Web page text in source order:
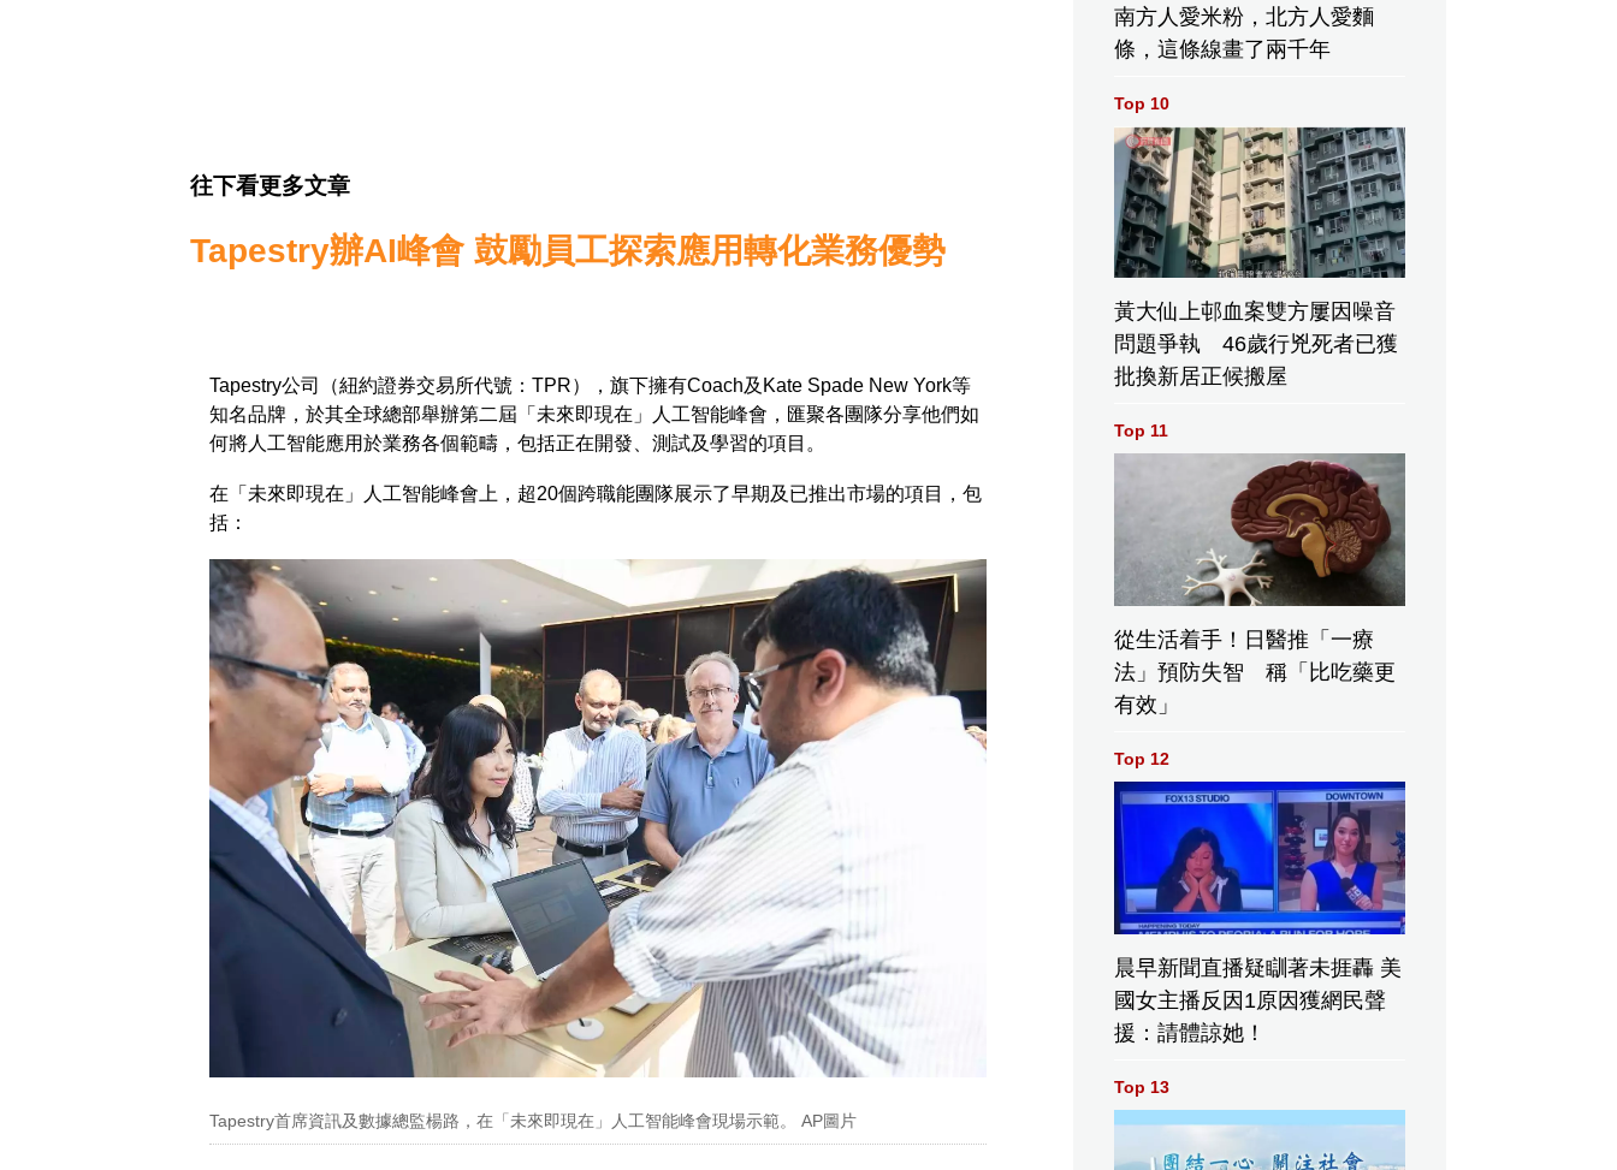
往下看更多文章
Tapestry辦AI峰會 鼓勵員工探索應用轉化業務優勢
Tapestry公司（紐約證券交易所代號：TPR），旗下擁有Coach及Kate Spade New York等
知名品牌，於其全球總部舉辦第二屆「未來即現在」人工智能峰會，匯聚各團隊分享他們如
何將人工智能應用於業務各個範疇，包括正在開發、測試及學習的項目。
在「未來即現在」人工智能峰會上，超20個跨職能團隊展示了早期及已推出市場的項目，包
括：
Tapestry首席資訊及數據總監楊路，在「未來即現在」人工智能峰會現場示範。 AP圖片
南方人愛米粉，北方人愛麵
條，這條線畫了兩千年
Top 10
黃大仙上邨血案雙方屢因噪音
問題爭執 46歲行兇死者已獲
批換新居正候搬屋
Top 11
從生活着手！日醫推「一療
法」預防失智 稱「比吃藥更
有效」
Top 12
晨早新聞直播疑瞓著未捱轟 美
國女主播反因1原因獲網民聲
援：請體諒她！
Top 13